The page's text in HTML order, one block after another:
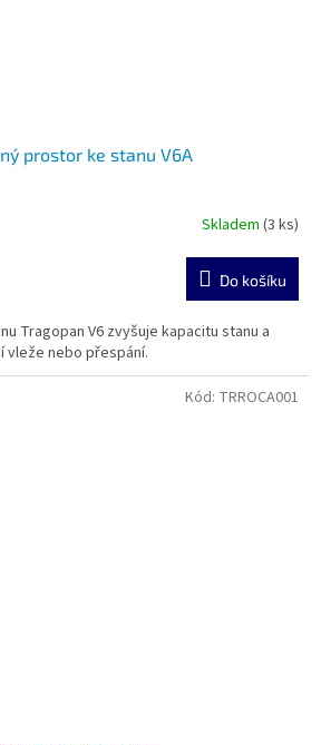
prostor ke stanu V6A
Skladem (3 ks)
Do košíku
Tragopan V6 zvyšuje kapacitu stanu a
nebo přespání.
Kód: TRROCA001